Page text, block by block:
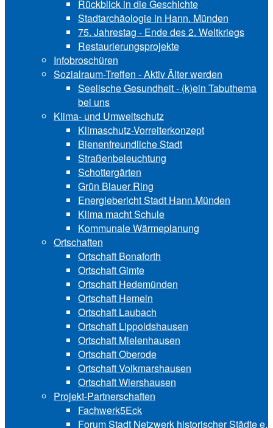
Rückblick in die Geschichte
Stadtarchäologie in Hann. Münden
75. Jahrestag - Ende des 2. Weltkriegs
Restaurierungsprojekte
Infobroschüren
Sozialraum-Treffen - Aktiv Älter werden
Seelische Gesundheit - (k)ein Tabuthema
bei uns
Klima- und Umweltschutz
Klimaschutz-Vorreiterkonzept
Bienenfreundliche Stadt
Straßenbeleuchtung
Schottergärten
Grün Blauer Ring
Energiebericht Stadt Hann.Münden
Klima macht Schule
Kommunale Wärmeplanung
Ortschaften
Ortschaft Bonaforth
Ortschaft Gimte
Ortschaft Hedemünden
Ortschaft Hemeln
Ortschaft Laubach
Ortschaft Lip‍polds‍hau‍sen
Ortschaft Mielenhausen
Ortschaft Oberode
Ortschaft Volk‍mars‍hau‍sen
Ortschaft Wiershausen
Projekt-Partnerschaften
Fachwerk5Eck
Forum Stadt Netzwerk historischer Städte e.